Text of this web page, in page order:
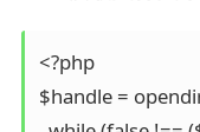
<?php
$handle =